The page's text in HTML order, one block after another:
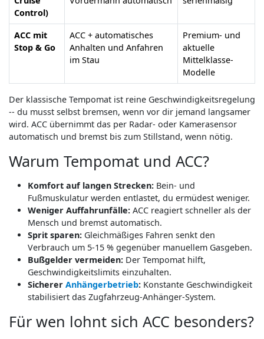
Control)
ACC mit
Stop & Go
ACC + automatisches
Anhalten und Anfahren
im Stau
Premium- und
aktuelle
Mittelklasse-
Modelle
Der klassische Tempomat ist reine Geschwindigkeitsregelung
-- du musst selbst bremsen, wenn vor dir jemand langsamer
wird. ACC übernimmt das per Radar- oder Kamerasensor
automatisch und bremst bis zum Stillstand, wenn nötig.
Warum Tempomat und ACC?
Komfort auf langen Strecken: Bein- und
Fußmuskulatur werden entlastet, du ermüdest weniger.
Weniger Auffahrunfälle: ACC reagiert schneller als der
Mensch und bremst automatisch.
Sprit sparen: Gleichmäßiges Fahren senkt den
Verbrauch um 5-15 % gegenüber manuellem Gasgeben.
Bußgelder vermeiden: Der Tempomat hilft,
Geschwindigkeitslimits einzuhalten.
Sicherer Anhängerbetrieb: Konstante Geschwindigkeit
stabilisiert das Zugfahrzeug-Anhänger-System.
Für wen lohnt sich ACC besonders?